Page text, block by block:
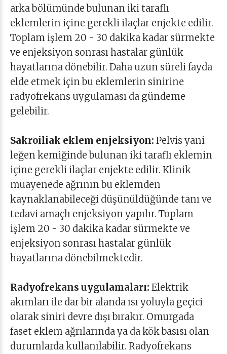
arka bölümünde bulunan iki taraflı
eklemlerin içine gerekli ilaçlar enjekte edilir.
Toplam işlem 20 - 30 dakika kadar sürmekte
ve enjeksiyon sonrası hastalar günlük
hayatlarına dönebilir. Daha uzun süreli fayda
elde etmek için bu eklemlerin sinirine
radyofrekans uygulaması da gündeme
gelebilir.
Sakroiliak eklem enjeksiyon: Pelvis yani
leğen kemiğinde bulunan iki taraflı eklemin
içine gerekli ilaçlar enjekte edilir. Klinik
muayenede ağrının bu eklemden
kaynaklanabileceği düşünüldüğünde tanı ve
tedavi amaçlı enjeksiyon yapılır. Toplam
işlem 20 - 30 dakika kadar sürmekte ve
enjeksiyon sonrası hastalar günlük
hayatlarına dönebilmektedir.
Radyofrekans uygulamaları: Elektrik
akımları ile dar bir alanda ısı yoluyla geçici
olarak siniri devre dışı bırakır. Omurgada
faset eklem ağrılarında ya da kök basısı olan
durumlarda kullanılabilir. Radyofrekans